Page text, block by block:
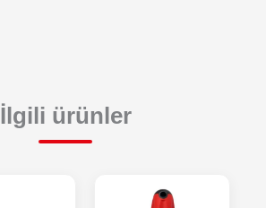
İlgili ürünler